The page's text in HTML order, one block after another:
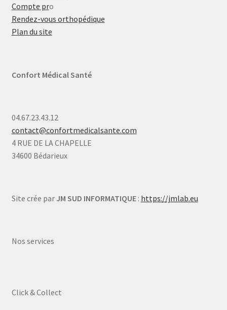
Compte pro
Rendez-vous orthopédique
Plan du site
Confort Médical Santé
04.67.23.43.12
contact@confortmedicalsante.com
4 RUE DE LA CHAPELLE
34600 Bédarieux
Site crée par JM SUD INFORMATIQUE: https://jmlab.eu
Nos services
Click & Collect